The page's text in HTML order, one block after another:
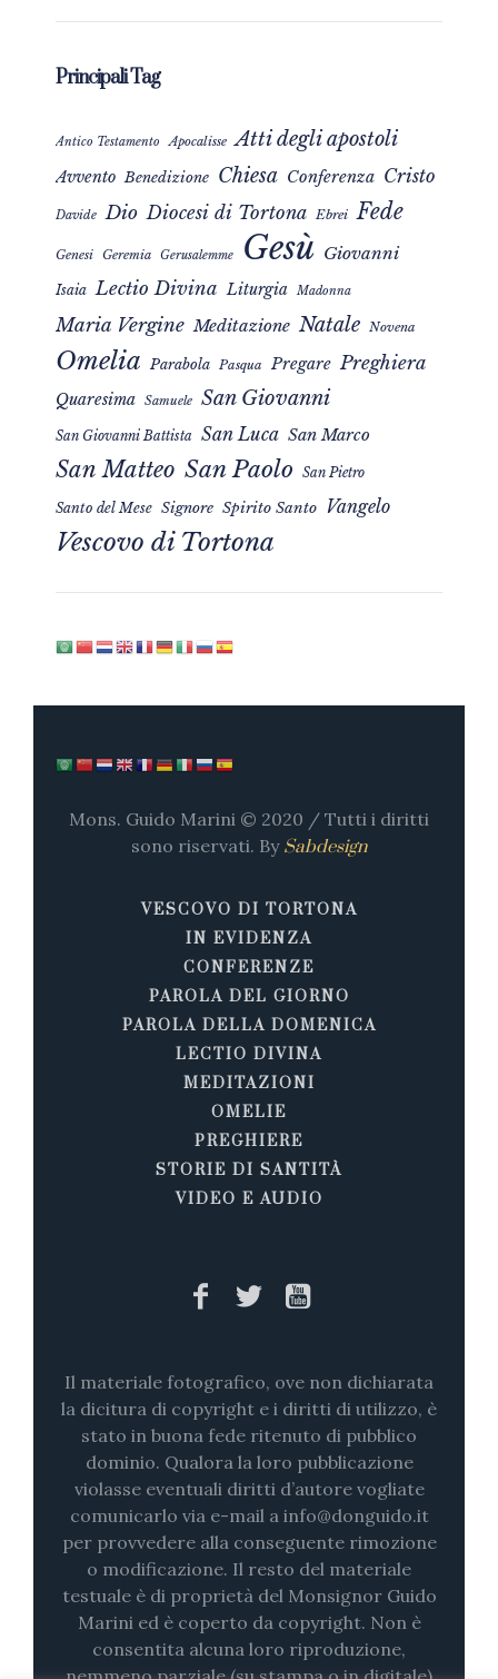
Principali Tag
Antico Testamento Apocalisse Atti degli apostoli
Avvento Benedizione Chiesa Conferenza Cristo
Davide Dio Diocesi di Tortona Ebrei Fede
Genesi Geremia Gerusalemme Gesù Giovanni
Isaia Lectio Divina Liturgia Madonna
Maria Vergine Meditazione Natale Novena
Omelia Parabola Pasqua Pregare Preghiera
Quaresima Samuele San Giovanni
San Giovanni Battista San Luca San Marco
San Matteo San Paolo San Pietro
Santo del Mese Signore Spirito Santo Vangelo
Vescovo di Tortona
Mons. Guido Marini © 2020 / Tutti i diritti
sono riservati. By Sabdesign
VESCOVO DI TORTONA
IN EVIDENZA
CONFERENZE
PAROLA DEL GIORNO
PAROLA DELLA DOMENICA
LECTIO DIVINA
MEDITAZIONI
OMELIE
PREGHIERE
STORIE DI SANTITÀ
VIDEO E AUDIO
Il materiale fotografico, ove non dichiarata
la dicitura di copyright e i diritti di utilizzo, è
stato in buona fede ritenuto di pubblico
dominio. Qualora la loro pubblicazione
violasse eventuali diritti d’autore vogliate
comunicarlo via e-mail a info@donguido.it
per provvedere alla conseguente rimozione
o modificazione. Il resto del materiale
testuale è di proprietà del Monsignor Guido
Marini ed è coperto da copyright. Non è
consentita alcuna loro riproduzione,